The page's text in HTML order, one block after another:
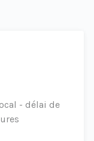
- délai de